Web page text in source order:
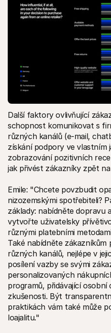
Další faktory ovlivňující
schopnost komunikovat s
různých kanálů (e-mail,
získání podpory ve vlastním
zobrazování pozitivních
jak přivést zákazníky zpět
Emile: "Chcete povzbudit
nizozemskými spotřebiteli?
základy: nabídněte dopravu
vytvořte uživatelsky
různými platebními
Také nabídněte
různých kanálů, nejlépe v
posílení vazby se svými
personalizovaných
programů, přidávající osobní
zkušenosti. Být
praktikách vám také může
loajalitu."